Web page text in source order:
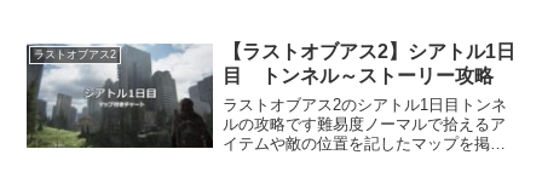
ラストオブアス2
【ラストオブアス2】シアトル1日
目 トンネル～ストーリー攻略
ラストオブアス2のシアトル1日目トンネ
ルの攻略です難易度ノーマルで拾えるア
イテムや敵の位置を記したマップを掲載